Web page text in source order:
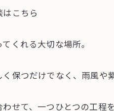
こちら
くれる大切な場所。
保つだけでなく、雨風や
せて、一つひとつの工程